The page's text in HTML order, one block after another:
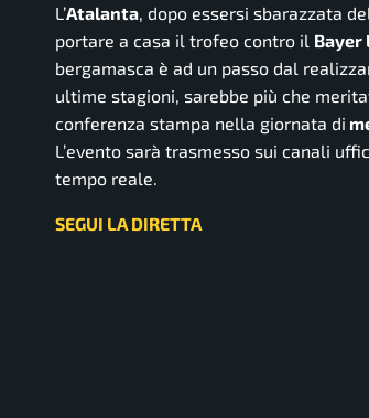
L’Atalanta , dopo essersi sbarazzata
portare a casa il trofeo contro il Bayer
bergamasca è ad un passo dal
ultime stagioni, sarebbe più che
conferenza stampa nella giornata di
L’evento sarà trasmesso sui canali
tempo reale.
SEGUI LA DIRETTA